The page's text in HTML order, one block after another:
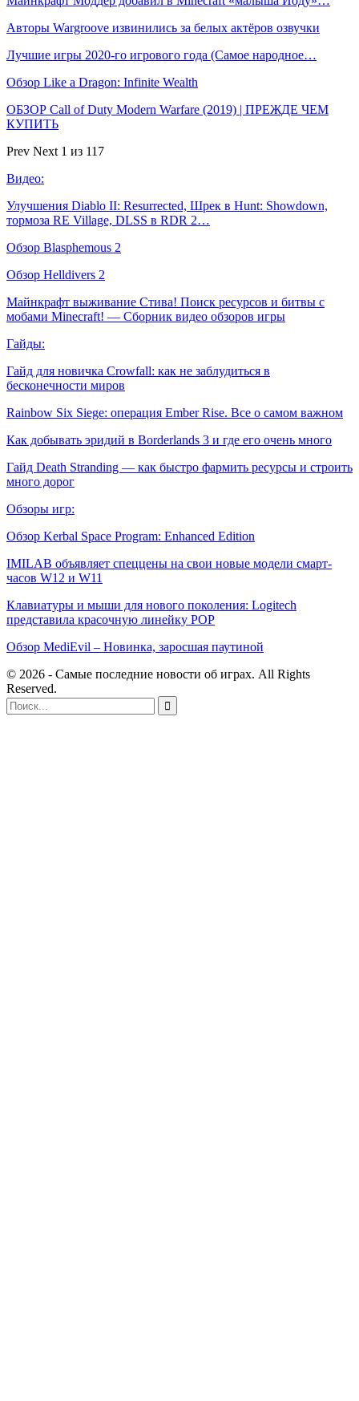
Авторы Wargroove извинились за белых актёров озвучки
Лучшие игры 2020-го игрового года (Самое народное…
Обзор Like a Dragon: Infinite Wealth
ОБЗОР Call of Duty Modern Warfare (2019) | ПРЕЖДЕ ЧЕМ
КУПИТЬ
Prev Next 1 из 117
Видео:
Улучшения Diablo II: Resurrected, Шрек в Hunt: Showdown,
тормоза RE Village, DLSS в RDR 2…
Обзор Blasphemous 2
Обзор Helldivers 2
Майнкрафт выживание Стива! Поиск ресурсов и битвы с
мобами Minecraft! — Сборник видео обзоров игры
Гайды:
Гайд для новичка Crowfall: как не заблудиться в
бесконечности миров
Rainbow Six Siege: операция Ember Rise. Все о самом важном
Как добывать эридий в Borderlands 3 и где его очень много
Гайд Death Stranding — как быстро фармить ресурсы и строить
много дорог
Обзоры игр:
Обзор Kerbal Space Program: Enhanced Edition
IMILAB объявляет спеццены на свои новые модели смарт-
часов W12 и W11
Клавиатуры и мыши для нового поколения: Logitech
представила красочную линейку POP
Обзор MediEvil – Новинка, заросшая паутиной
© 2026 - Самые последние новости об играх. All Rights
Reserved.